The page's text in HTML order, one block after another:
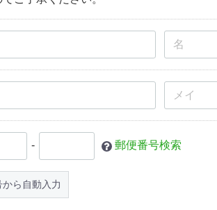
- 郵便番号検索
ら自動入力